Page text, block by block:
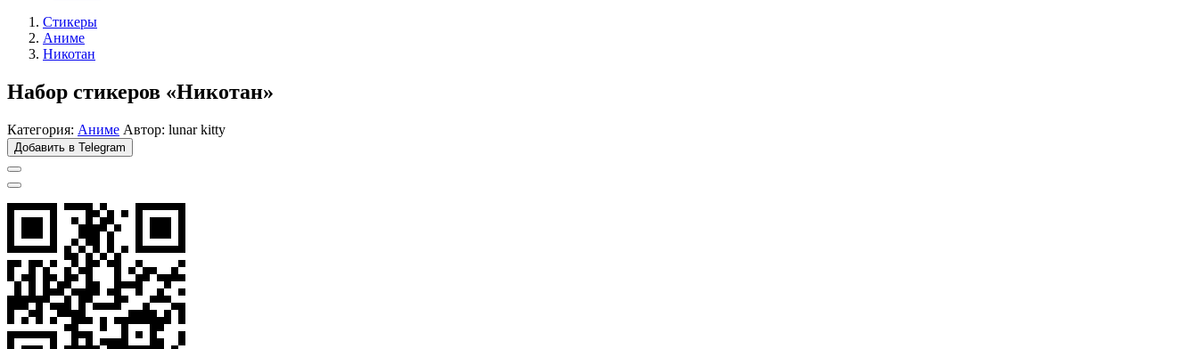
Стикеры
Аниме
Никотан
Набор стикеров «Никотан»
Категория: Аниме Автор: lunar kitty
Добавить в Telegram